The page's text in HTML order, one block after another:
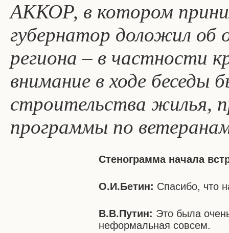
АККОР, в котором
губернатор доложил об
региона – в частности
внимание в ходе беседы
строительства жилья,
программы по
Стенограмма начала
О.И.Бетин: Спасибо, что
В.В.Путин: Это была
неформальная совсем.